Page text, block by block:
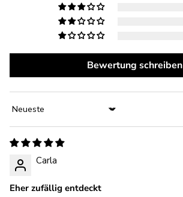
Bewertung schreiben
Sort by
Carla
Eher zufällig entdeckt